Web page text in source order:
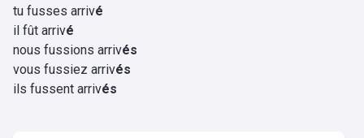
tu fusses arrivé
il fût arrivé
nous fussions arrivés
vous fussiez arrivés
ils fussent arrivés